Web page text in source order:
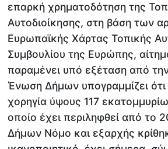
επαρκή χρηματοδότηση της
Αυτοδιοίκησης, στη βάση των
Ευρωπαϊκής Χάρτας Τοπικής
Συμβουλίου της Ευρώπης,
παραμένει υπό εξέταση από
Ένωση Δήμων υπογραμμίζει ότι
χορηγία ύψους 117
οποίο έχει περιληφθεί από το
Δήμων Νόμο και εξαρχής